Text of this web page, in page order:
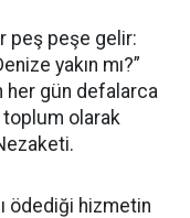
peş peşe gelir:
yakın mı?”
her gün defalarca
toplum olarak
ödediği hizmetin